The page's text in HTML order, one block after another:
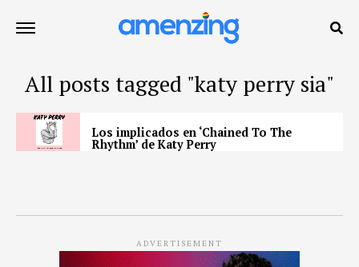
All posts tagged "katy perry sia"
Los implicados en ‘Chained To The
Rhythm’ de Katy Perry
ADVERTISEMENT